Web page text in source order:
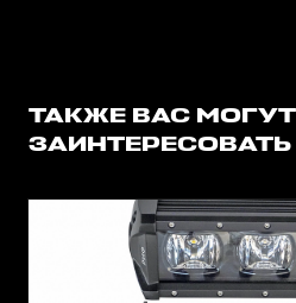
ТАКЖЕ ВАС МОГУТ
ЗАИНТЕРЕСОВАТЬ